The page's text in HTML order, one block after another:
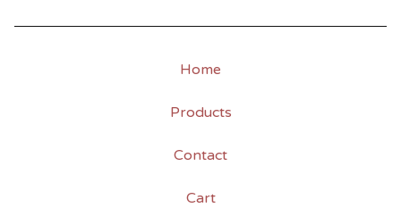
Home
Products
Contact
Cart